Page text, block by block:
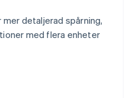
detaljerad spårning,
med flera enheter